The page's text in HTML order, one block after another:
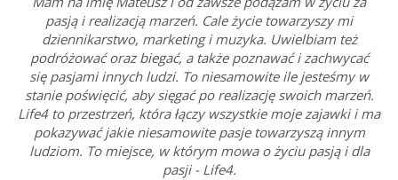
pasją i realizacją marzeń. Cale życie towarzyszy mi
dziennikarstwo, marketing i muzyka. Uwielbiam też
podróżować oraz biegać, a także poznawać i zachwycać
się pasjami innych ludzi. To niesamowite ile jesteśmy w
stanie poświęcić, aby sięgać po realizację swoich marzeń.
Life4 to przestrzeń, która łączy wszystkie moje zajawki i ma
pokazywać jakie niesamowite pasje towarzyszą innym
ludziom. To miejsce, w którym mowa o życiu pasją i dla
pasji - Life4.